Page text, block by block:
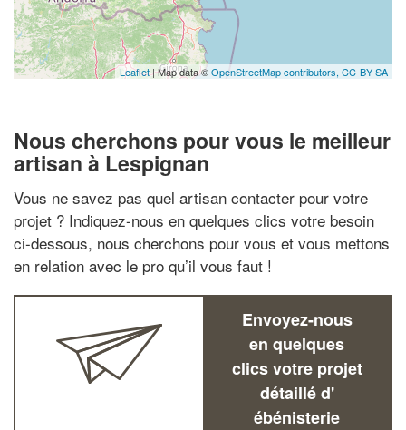
Leaflet| Map data ©OpenStreetMap contributors, CC-BY-SA
Nous cherchons pour vous le meilleur
artisan à Lespignan
Vous ne savez pas quel artisan contacter pour votre
projet ? Indiquez-nous en quelques clics votre besoin
ci-dessous, nous cherchons pour vous et vous mettons
en relation avec le pro qu’il vous faut !
Envoyez-nous
en quelques
clics votre projet
détaillé d'
ébénisterie